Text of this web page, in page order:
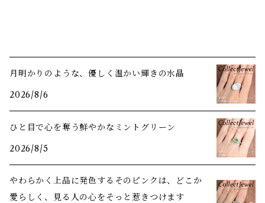
月明かりのような、優しく温かい輝きの水晶
2026/8/6
ひと目で心を奪う鮮やかなミントグリーン
2026/8/5
やわらかく上品に発色するそのピンクは、どこか
愛らしく、見る人の心をそっと惹きつけます